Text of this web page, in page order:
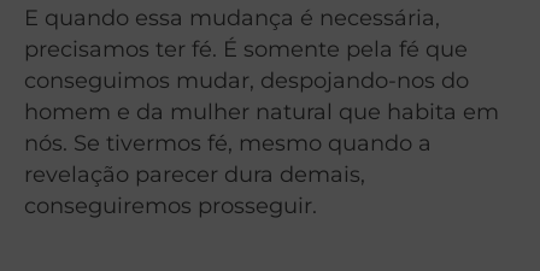
E quando essa mudança é necessária,
precisamos ter fé. É somente pela fé que
conseguimos mudar, despojando-nos do
homem e da mulher natural que habita em
nós. Se tivermos fé, mesmo quando a
revelação parecer dura demais,
conseguiremos prosseguir.